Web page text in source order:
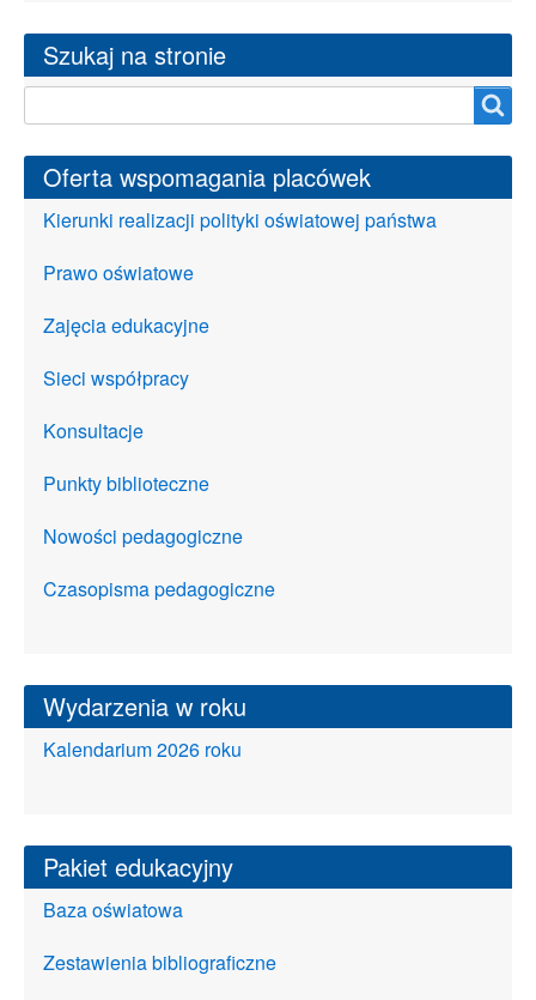
Szukaj na stronie
Oferta wspomagania placówek
Kierunki realizacji polityki oświatowej państwa
Prawo oświatowe
Zajęcia edukacyjne
Sieci współpracy
Konsultacje
Punkty biblioteczne
Nowości pedagogiczne
Czasopisma pedagogiczne
Wydarzenia w roku
Kalendarium 2026 roku
Pakiet edukacyjny
Baza oświatowa
Zestawienia bibliograficzne